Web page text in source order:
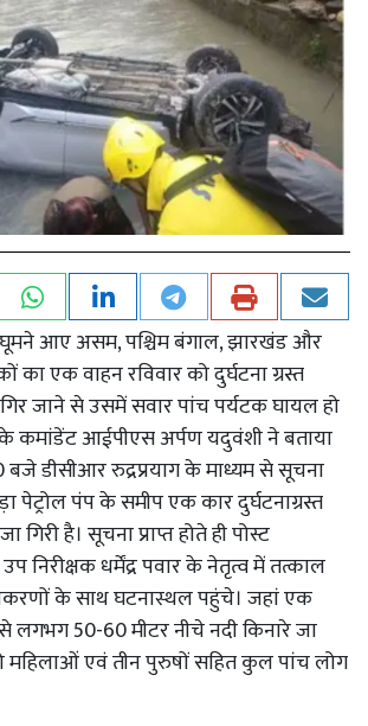
घूमने आए असम, पश्चिम बंगाल, झारखंड और
का एक वाहन रविवार को दुर्घटना ग्रस्त
जाने से उसमें सवार पांच पर्यटक घायल हो
आईपीएस अर्पण यदुवंशी ने बताया
बजे डीसीआर रुद्रप्रयाग के माध्यम से सूचना
पेट्रोल पंप के समीप एक कार दुर्घटनाग्रस्त
गिरी है। सूचना प्राप्त होते ही पोस्ट
निरीक्षक धर्मेंद्र पवार के नेतृत्व में तत्काल
के साथ घटनास्थल पहुंचे। जहां एक
50-60 मीटर नीचे नदी किनारे जा
महिलाओं एवं तीन पुरुषों सहित कुल पांच लोग